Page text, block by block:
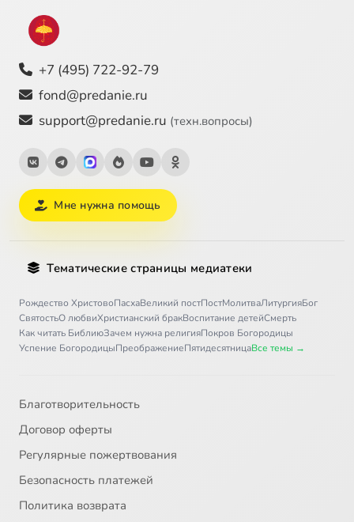
+7 (495) 722-92-79
fond@predanie.ru
support@predanie.ru (техн.вопросы)
Мне нужна помощь
Тематические страницы медиатеки
Рождество ХристовоПасхаВеликий постПостМолитваЛитургияБог
СвятостьО любвиХристианский бракВоспитание детейСмерть
Как читать БиблиюЗачем нужна религияПокров Богородицы
Успение БогородицыПреображениеПятидесятницаВсе темы →
Благотворительность
Договор оферты
Регулярные пожертвования
Безопасность платежей
Политика возврата